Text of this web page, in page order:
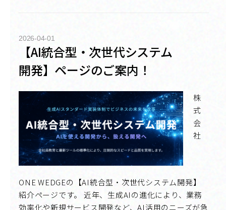
2026-04-01
【AI統合型・次世代システム
開発】ページのご案内！
株
式
会
社
ONE WEDGEの【AI統合型・次世代システム開発】
紹介ページです。 近年、生成AIの進化により、業務
効率化や新規サービス開発など、AI活用のニーズが急